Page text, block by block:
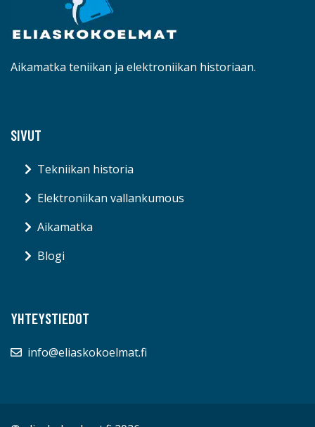
Aikamatka teniikan ja elektroniikan historiaan.
SIVUT
Tekniikan historia
Elektroniikan vallankumous
Aikamatka
Blogi
YHTEYSTIEDOT
info@eliaskokoelmat.fi